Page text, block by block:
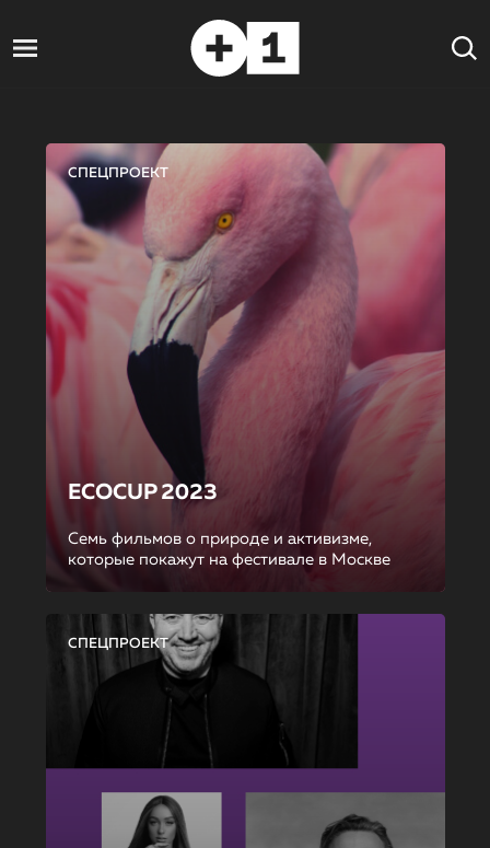
СПЕЦПРОЕКТ
ECOCUP 2023
Семь фильмов о природе и активизме,
которые покажут на фестивале в Москве
СПЕЦПРОЕКТ